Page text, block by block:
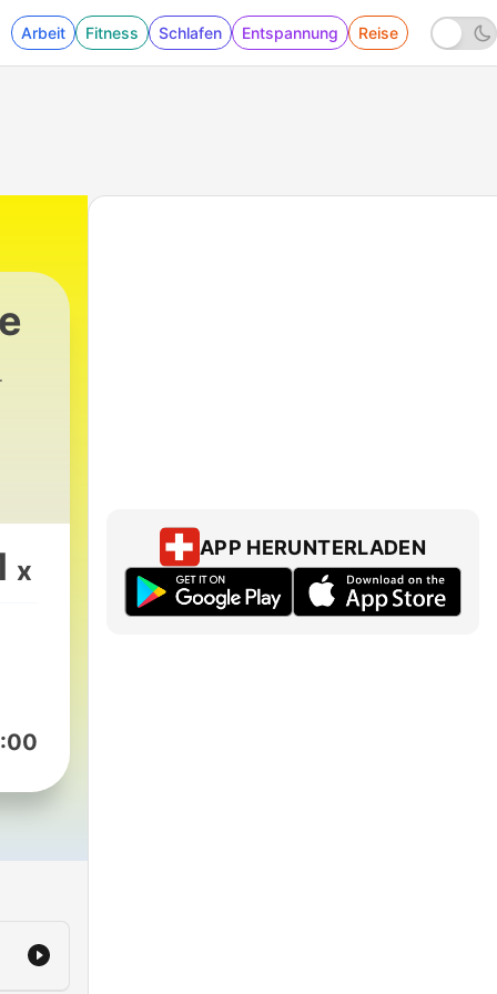
Arbeit Fitness Schlafen Entspannung Reise
x
APP HERUNTERLADEN